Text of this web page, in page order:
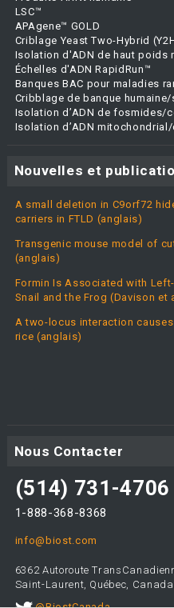
LSC™
APAgene™ GOLD
Criblage Yeast Two-Hybrid
Isolation d'ADN de haut poids
Échelles d'ADN RapidRun™
Banques BAC pour maladies
Cribblage de banque
Isolation d’ADN de fosmides/
Isolation d’ADN
Nouvelles et
A small deletion in C9orf72
carriers in FTLD (anglais)
Transgenic mouse model of
(anglais)
Formin Is Associated with
Snail and the Frog (Davison et
A two-locus interaction
rice (anglais)
Nous Contacter
(514) 731-4706
1-888-368-8368
info@biost.com
6362 Autoroute
Saint-Laurent, Québec,